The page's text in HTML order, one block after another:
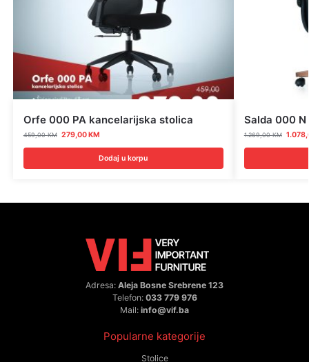
Orfe 000 PA kancelarijska stolica
459,00KM 279,00KM
Dodaj u korpu
Salda 000
1.269,00KM
Adresa: Aleja Bosne Srebrene 123
Telefon: 033 779 976
Mail: info@vif.ba
Popularne kategorije
Stolice